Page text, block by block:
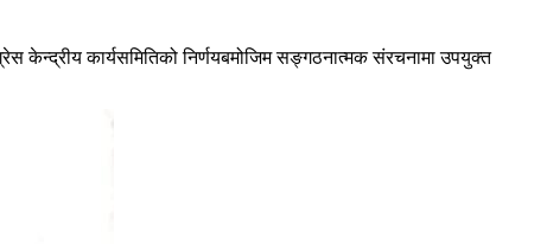
केन्द्रीय कार्यसमितिको निर्णयबमोजिम सङ्गठनात्मक संरचनामा उपयुक्त